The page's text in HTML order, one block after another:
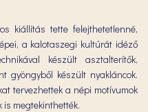
kiállítás tette felejthetetlenné,
a kalotaszegi kultúrát idéző
készült asztalterítők,
gyöngyből készült nyakláncok.
tervezhettek a népi motívumok
megtekinthették.